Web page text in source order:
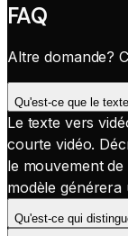
FAQ
Altre domande?
Qu'est-ce que le
Le texte vers
courte vidéo.
le mouvement
modèle
Qu'est-ce qui